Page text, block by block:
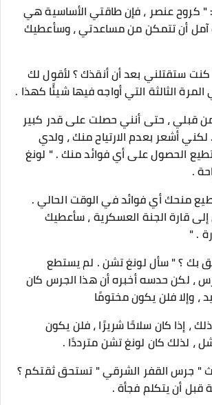
" كروح عنصر ، فإن طاقتي الأساسية هي
آمل أن تتمكن من مساعدتي ، وسأعطيك
ستقتلني بعد أن أنقذك ؟ لأقول لك
الثالثة التي أواجه فيها شيئًا كهذا .
قبلي ، حتى أنني حصلت على قدر كبير
أشعر بعدم الارتياح منك ، ولدي
الحصول على أي فوائد منك . " لونغ
.
منحك أي فوائد في الوقت الحالي .
قارة الجنة العسكرية ، سأعطيك
. "
بك ؟ " سأل لونغ تشن . لم يستطع
، لكن حدسه أخبره أن هذا الجرس كان
، وإلا فلن يكون مختومًا
، إذا كان سلاحًا شريرًا ، فلن يكون
، لذلك كان لونغ تشن مترددًا .
" جرس القفر الشرقي " تستحق ثقتكم ؟
أن يتكلم فجأة .